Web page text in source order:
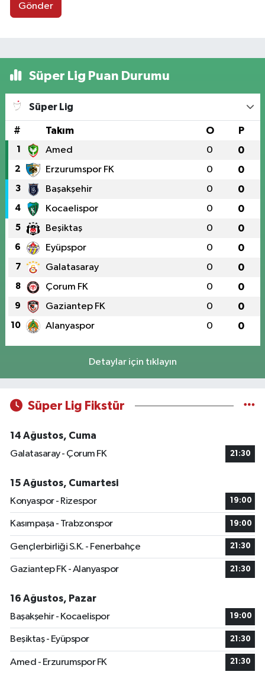
Gönder
Süper Lig Puan Durumu
Süper Lig
# Takım O P
1 Amed 0 0
2 Erzurumspor FK 0 0
3 Başakşehir 0 0
4 Kocaelispor 0 0
5 Beşiktaş 0 0
6 Eyüpspor 0 0
7 Galatasaray 0 0
8 Çorum FK 0 0
9 Gaziantep FK 0 0
10 Alanyaspor 0 0
Detaylar için tıklayın
Süper Lig Fikstür
14 Ağustos, Cuma
Galatasaray - Çorum FK
21:30
15 Ağustos, Cumartesi
Konyaspor - Rizespor
19:00
Kasımpaşa - Trabzonspor 19:00
Gençlerbirliği S.K. - Fenerbahçe 21:30
Gaziantep FK - Alanyaspor 21:30
16 Ağustos, Pazar
Başakşehir - Kocaelispor
19:00
Beşiktaş - Eyüpspor 21:30
Amed - Erzurumspor FK 21:30